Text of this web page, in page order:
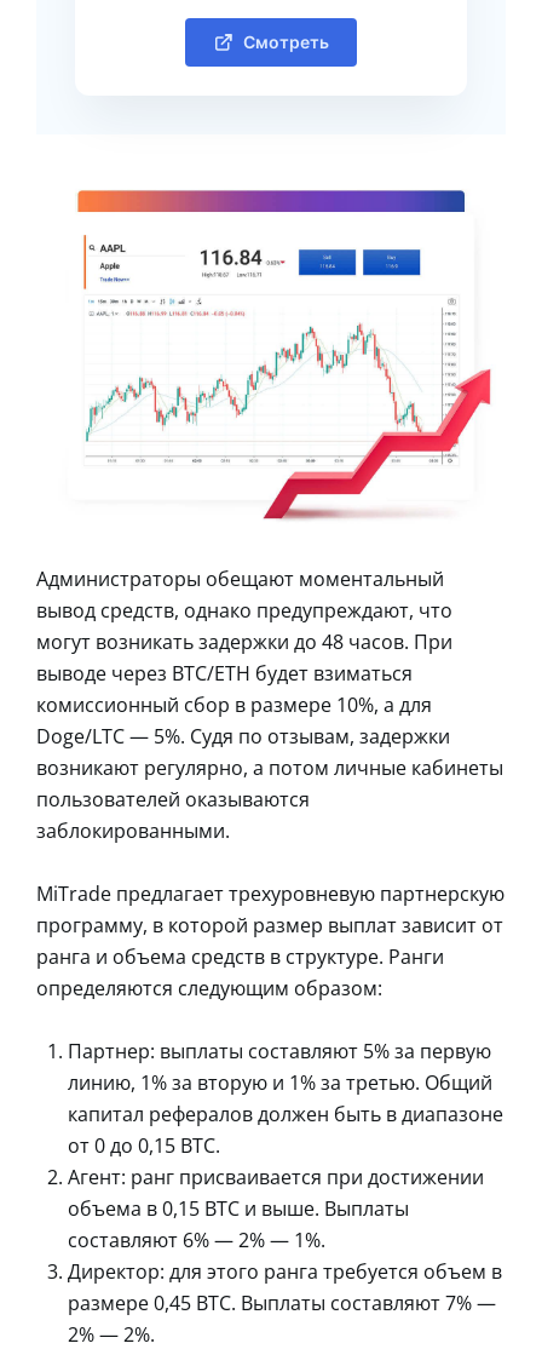
Смотреть
Администраторы обещают моментальный
вывод средств, однако предупреждают, что
могут возникать задержки до 48 часов. При
выводе через BTC/ETH будет взиматься
комиссионный сбор в размере 10%, а для
Doge/LTC — 5%. Судя по отзывам, задержки
возникают регулярно, а потом личные кабинеты
пользователей оказываются
заблокированными.
MiTrade предлагает трехуровневую партнерскую
программу, в которой размер выплат зависит от
ранга и объема средств в структуре. Ранги
определяются следующим образом:
Партнер: выплаты составляют 5% за первую
линию, 1% за вторую и 1% за третью. Общий
капитал рефералов должен быть в диапазоне
от 0 до 0,15 BTC.
Агент: ранг присваивается при достижении
объема в 0,15 BTC и выше. Выплаты
составляют 6% — 2% — 1%.
Директор: для этого ранга требуется объем в
размере 0,45 BTC. Выплаты составляют 7% —
2% — 2%.